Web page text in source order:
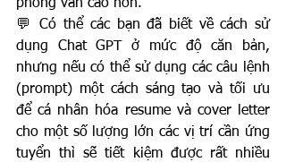
phỏng vấn cao hơn.
💬 Có thể các bạn đã biết về cách sử
dụng Chat GPT ở mức độ căn bản,
nhưng nếu có thể sử dụng các câu lệnh
(prompt) một cách sáng tạo và tối ưu
để cá nhân hóa resume và cover letter
cho một số lượng lớn các vị trí cần ứng
tuyển thì sẽ tiết kiệm được rất nhiều